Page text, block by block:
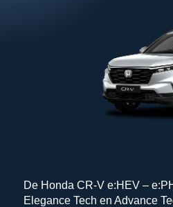
De Honda CR-V e:HEV –
Elegance Tech en Advance